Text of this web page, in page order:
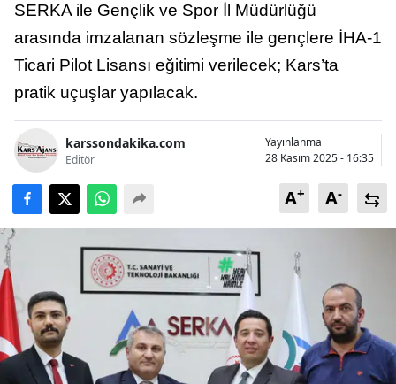
Balıkesir
Bilecik
Bitlis
Burdur
Bursa
Çanakkale
Çorum
SERKA ile Gençlik ve Spor İl Müdürlüğü
arasında imzalanan sözleşme ile gençlere İHA-1
Ticari Pilot Lisansı eğitimi verilecek; Kars’ta
pratik uçuşlar yapılacak.
karssondakika.com
Editör
Yayınlanma
28 Kasım 2025 - 16:35
A+ A-